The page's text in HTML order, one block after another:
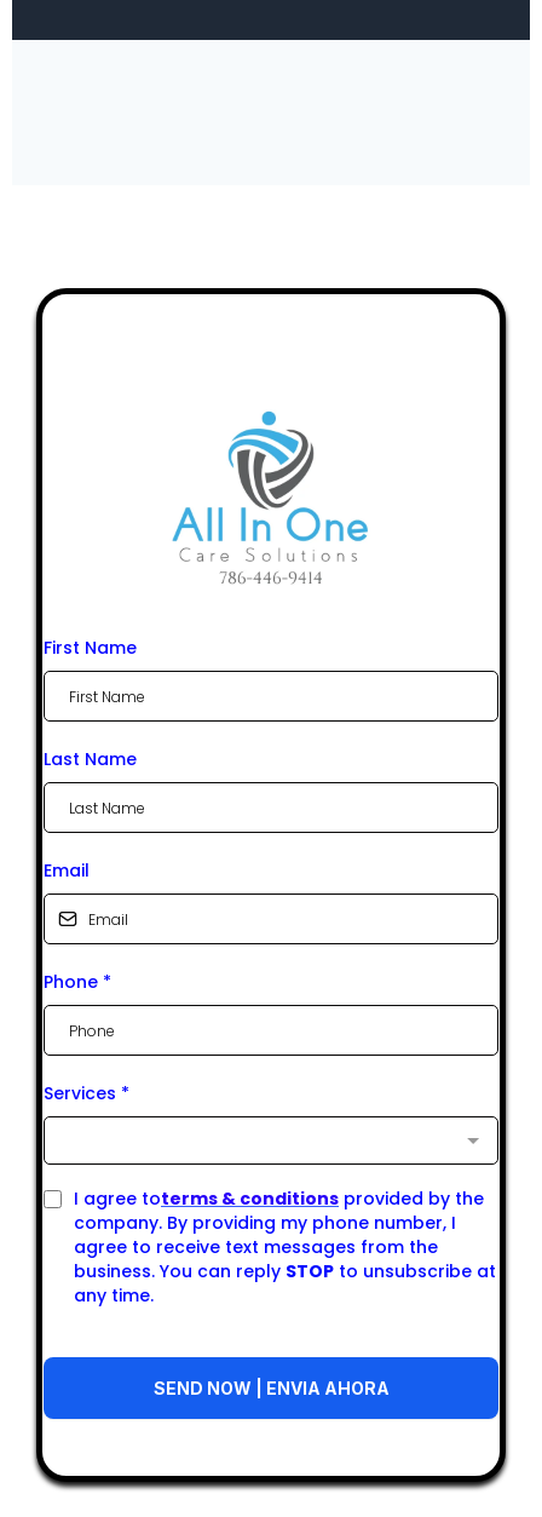
First Name
Last Name
Email
Phone *
Services *
I agree toterms & conditions provided by the
company. By providing my phone number, I
agree to receive text messages from the
business. You can reply STOP to unsubscribe at
any time.
SEND NOW | ENVIA AHORA